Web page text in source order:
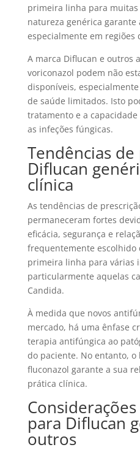
primeira linha para muitas
natureza genérica garante
especialmente em regiões
A marca Diflucan e outros
voriconazol podem não
disponíveis,
de saúde limitados. Isto
tratamento e a
as infeções fúngicas.
Tendências
Diflucan
clínica
As tendências de
permaneceram fortes
eficácia, segurança e
frequentemente escolhido
primeira linha para várias
particularmente aquelas
Candida.
À medida que novos
mercado, há uma ênfase
terapia antifúngica ao
do paciente. No entanto,
fluconazol garante a sua
prática clínica.
para Diflucan
outros